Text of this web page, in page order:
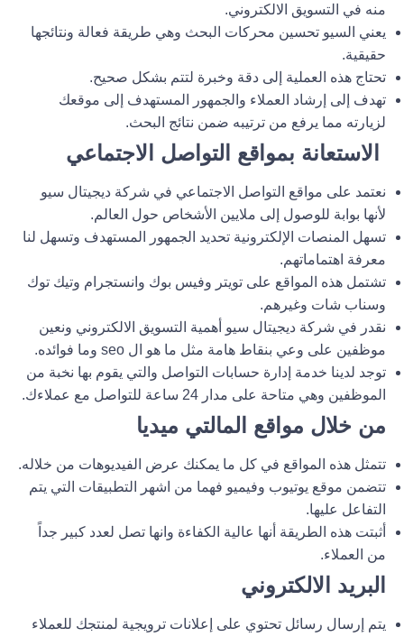
منه في التسويق الالكتروني.
يعني السيو تحسين محركات البحث وهي طريقة فعالة ونتائجها
حقيقية.
تحتاج هذه العملية إلى دقة وخبرة لتتم بشكل صحيح.
تهدف إلى إرشاد العملاء والجمهور المستهدف إلى موقعك
لزيارته مما يرفع من ترتيبه ضمن نتائج البحث.
الاستعانة بمواقع التواصل الاجتماعي
نعتمد على مواقع التواصل الاجتماعي في شركة ديجيتال سيو
لأنها بوابة للوصول إلى ملايين الأشخاص حول العالم.
تسهل المنصات الإلكترونية تحديد الجمهور المستهدف وتسهل لنا
معرفة اهتماماتهم.
تشتمل هذه المواقع على تويتر وفيس بوك وانستجرام وتيك توك
وسناب شات وغيرهم.
نقدر في شركة ديجيتال سيو أهمية التسويق الالكتروني ونعين
موظفين على وعي بنقاط هامة مثل ما هو ال seo وما فوائده.
توجد لدينا خدمة إدارة حسابات التواصل والتي يقوم بها نخبة من
الموظفين وهي متاحة على مدار 24 ساعة للتواصل مع عملاءك.
من خلال مواقع المالتي ميديا
تتمثل هذه المواقع في كل ما يمكنك عرض الفيديوهات من خلاله.
تتضمن موقع يوتيوب وفيميو فهما من اشهر التطبيقات التي يتم
التفاعل عليها.
أثبتت هذه الطريقة أنها عالية الكفاءة وانها تصل لعدد كبير جداً
من العملاء.
البريد الالكتروني
يتم إرسال رسائل تحتوي على إعلانات ترويجية لمنتجك للعملاء